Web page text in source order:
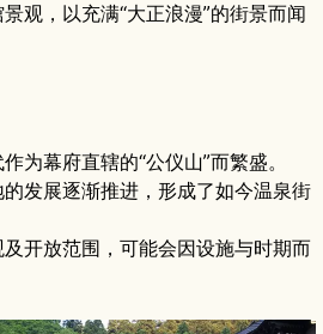
观，以充满“大正浪漫”的街景而闻
为幕府直辖的“公仪山”而繁盛。
发展逐渐推进，形成了如今温泉街
开放范围，可能会因设施与时期而